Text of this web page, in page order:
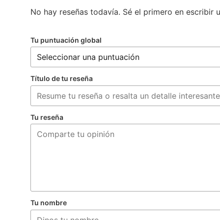
No hay reseñas todavía. Sé el primero en escribir
Tu puntuación global
Título de tu reseña
Tu reseña
Tu nombre